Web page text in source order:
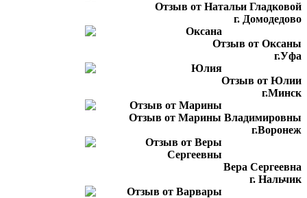
Отзыв от Натальи Гладковой
г. Домодедово
Отзыв от Оксаны
г.Уфа
Отзыв от Юлии
г.Минск
Отзыв от Марины Владимировны
г.Воронеж
Вера Сергеевна
г. Нальчик